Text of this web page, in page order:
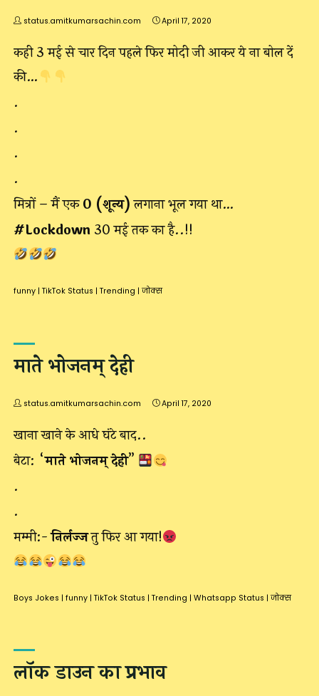
status.amitkumarsachin.com April 17, 2020
कही 3 मई से चार दिन पहले फिर मोदी जी आकर ये ना बोल दें
की…
.
.
.
.
मित्रों – मैं एक0 (शून्य)लगाना भूल गया था…
#Lockdown30 मई तक का है..!!
funny | TikTok Status | Trending | जोक्स
माते भोजनम् देही
status.amitkumarsachin.com April 17, 2020
खाना खाने के आधे घंटे बाद..
बेटा: “माते भोजनम् देही”
.
.
मम्मी:-निर्लज्जतु फिर आ गया!
Boys Jokes | funny | TikTok Status | Trending | Whatsapp Status | जोक्स
लॉक डाउन का प्रभाव